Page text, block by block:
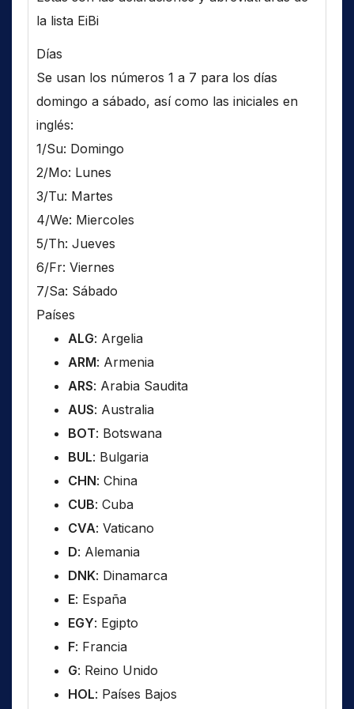
la lista EiBi
Días
Se usan los números 1 a 7 para los días
domingo a sábado, así como las iniciales en
inglés:
1/Su: Domingo
2/Mo: Lunes
3/Tu: Martes
4/We: Miercoles
5/Th: Jueves
6/Fr: Viernes
7/Sa: Sábado
Países
ALG: Argelia
ARM: Armenia
ARS: Arabia Saudita
AUS: Australia
BOT: Botswana
BUL: Bulgaria
CHN: China
CUB: Cuba
CVA: Vaticano
D: Alemania
DNK: Dinamarca
E: España
EGY: Egipto
F: Francia
G: Reino Unido
HOL: Países Bajos